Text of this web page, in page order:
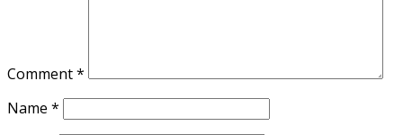
Comment*
Name *